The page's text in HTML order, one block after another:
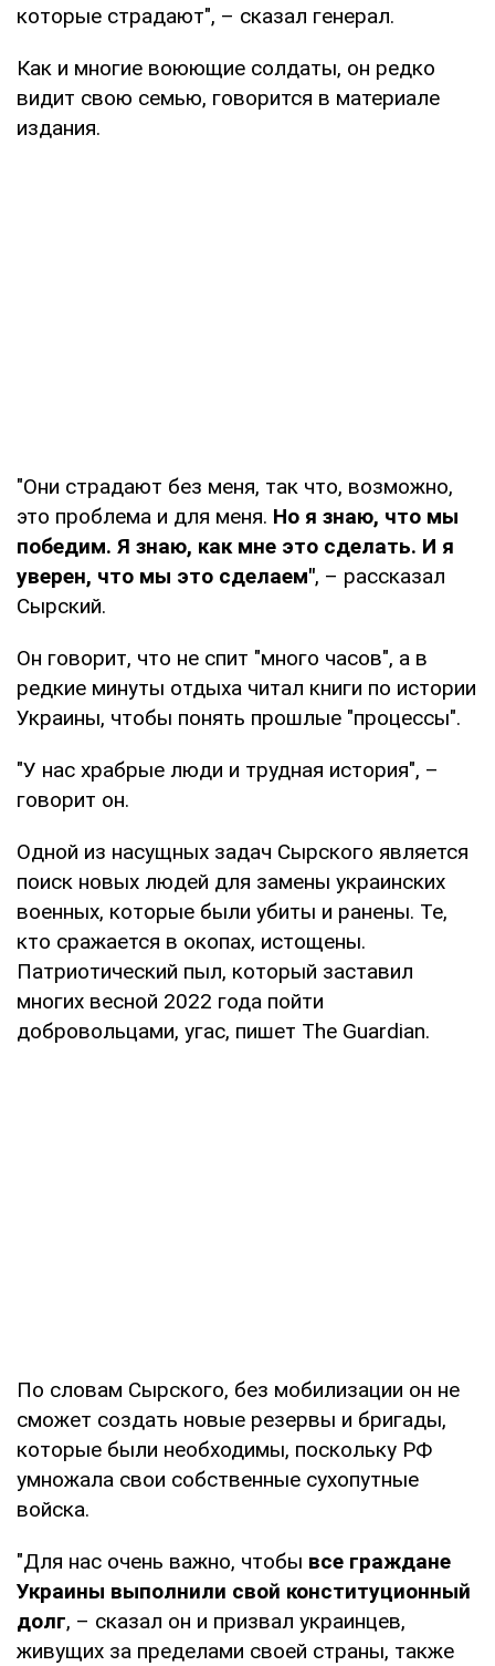
которые страдают", – сказал генерал.
Как и многие воюющие солдаты, он редко
видит свою семью, говорится в материале
издания.
"Они страдают без меня, так что, возможно,
это проблема и для меня. Но я знаю, что мы
победим. Я знаю, как мне это сделать. И я
уверен, что мы это сделаем", – рассказал
Сырский.
Он говорит, что не спит "много часов", а в
редкие минуты отдыха читал книги по истории
Украины, чтобы понять прошлые "процессы".
"У нас храбрые люди и трудная история", –
говорит он.
Одной из насущных задач Сырского является
поиск новых людей для замены украинских
военных, которые были убиты и ранены. Те,
кто сражается в окопах, истощены.
Патриотический пыл, который заставил
многих весной 2022 года пойти
добровольцами, угас, пишет The Guardian.
По словам Сырского, без мобилизации он не
сможет создать новые резервы и бригады,
которые были необходимы, поскольку РФ
умножала свои собственные сухопутные
войска.
"Для нас очень важно, чтобы все граждане
Украины выполнили свой конституционный
долг, – сказал он и призвал украинцев,
живущих за пределами своей страны, также